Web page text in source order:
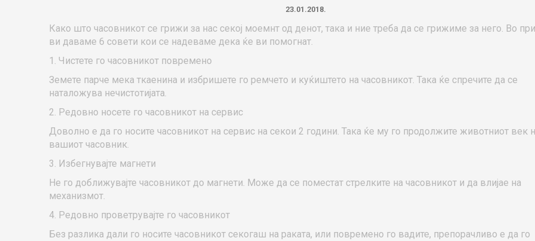
23.01.2018.
Како што часовникот се грижи за нас секој моемнт од денот, така и ние треба да се грижиме за него. Во
ви даваме 6 совети кои се надеваме дека ќе ви помогнат.
1. Чистете го часовникот повремено
Земете парче мека ткаенина и избришете го ремчето и куќиштето на часовникот. Така ќе спречите да се
наталожува нечистотијата.
2. Редовно носете го часовникот на сервис
Доволно е да го носите часовникот на сервис на секои 2 години. Така ќе му го продолжите животниот век
вашиот часовник.
3. Избегнувајте магнети
Не го доближувајте часовникот до магнети. Може да се поместат стрелките на часовникот и да влијае на
механизмот.
4. Редовно проветрувајте го часовникот
Без разлика дали го носите часовникот секогаш на раката, или повремено го вадите, препорачливо е да го